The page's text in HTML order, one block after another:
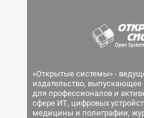
«Открытые системы» -
издательство,
для профессионалов и
сфере ИТ, цифровых
медицины и полиграфии,